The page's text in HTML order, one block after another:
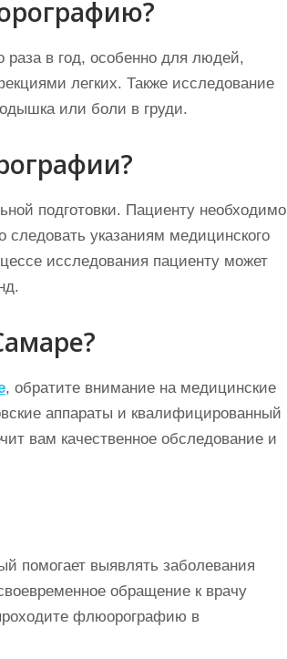
раза в год, особенно для людей,
легких. Также исследование
или боли в груди.
подготовки. Пациенту необходимо
указаниям медицинского
исследования пациенту может
, обратите внимание на медицинские
аппараты и квалифицированный
вам качественное обследование и
помогает выявлять заболевания
обращение к врачу
флюорографию в